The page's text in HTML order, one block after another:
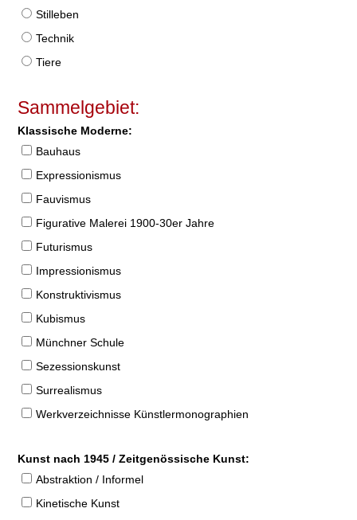
Stilleben
Technik
Tiere
Sammelgebiet:
Klassische Moderne:
Bauhaus
Expressionismus
Fauvismus
Figurative Malerei 1900-30er Jahre
Futurismus
Impressionismus
Konstruktivismus
Kubismus
Münchner Schule
Sezessionskunst
Surrealismus
Werkverzeichnisse Künstlermonographien
Kunst nach 1945 / Zeitgenössische Kunst:
Abstraktion / Informel
Kinetische Kunst